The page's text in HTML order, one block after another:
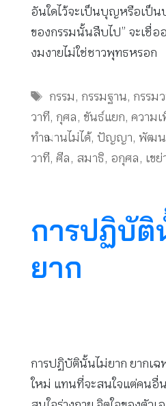
อันใดไว้จะเป็นบุญหรือเป็น
ของกรรมนั้นสืบไป” จะเชื่อ
งมงายไม่ใช่ชาวพุทธหรอก
Tags
กรรม, กรรมฐาน, กรรม
วาที, กุศล, ขันธ์แยก, ความเ
ทำฌานไม่ได้, ปัญญา, พัฒน
วาที, ศีล, สมาธิ, อกุศล, เข
การปฏิบัติ
ยาก
การปฏิบัตินั้นไม่ยาก ยากเฉ
ใหม่ แทนที่จะสนใจแต่คนอื่